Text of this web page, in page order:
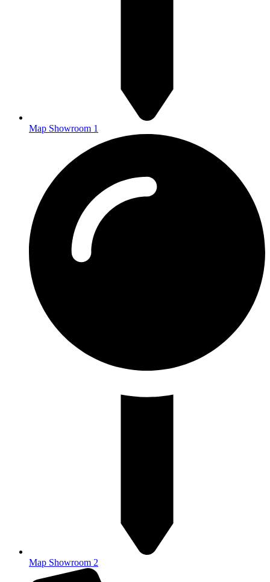
Map Showroom 1
Map Showroom 2